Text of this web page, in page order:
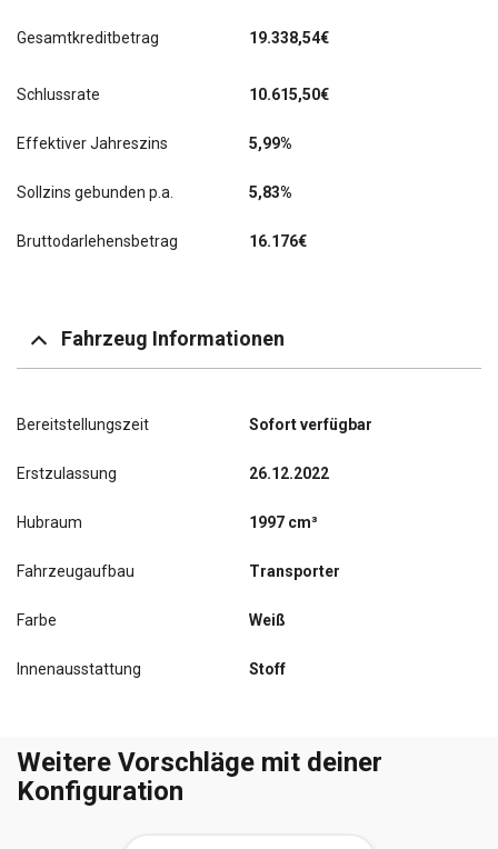
Gesamtkreditbetrag 19.338,54€
Schlussrate 10.615,50€
Effektiver Jahreszins 5,99%
Sollzins gebunden p.a. 5,83%
Bruttodarlehensbetrag 16.176€
Fahrzeug Informationen
Bereitstellungszeit Sofort verfügbar
Erstzulassung 26.12.2022
Hubraum 1997 cm³
Fahrzeugaufbau Transporter
Farbe Weiß
Innenausstattung Stoff
Weitere Vorschläge mit deiner
Konfiguration